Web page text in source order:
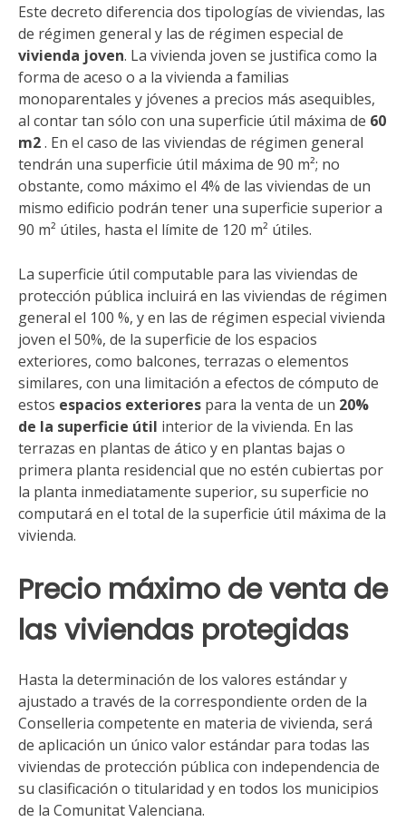
Este decreto diferencia dos tipologías de viviendas, las
de régimen general y las de régimen especial de
vivienda joven. La vivienda joven se justifica como la
forma de aceso o a la vivienda a familias
monoparentales y jóvenes a precios más asequibles,
al contar tan sólo con una superficie útil máxima de 60
m2. En el caso de las viviendas de régimen general
tendrán una superficie útil máxima de 90 m²; no
obstante, como máximo el 4% de las viviendas de un
mismo edificio podrán tener una superficie superior a
90 m² útiles, hasta el límite de 120 m² útiles.
La superficie útil computable para las viviendas de
protección pública incluirá en las viviendas de régimen
general el 100 %, y en las de régimen especial vivienda
joven el 50%, de la superficie de los espacios
exteriores, como balcones, terrazas o elementos
similares, con una limitación a efectos de cómputo de
estos espacios exteriores para la venta de un 20%
de la superficie útil interior de la vivienda. En las
terrazas en plantas de ático y en plantas bajas o
primera planta residencial que no estén cubiertas por
la planta inmediatamente superior, su superficie no
computará en el total de la superficie útil máxima de la
vivienda.
Precio máximo de venta de
las viviendas protegidas
Hasta la determinación de los valores estándar y
ajustado a través de la correspondiente orden de la
Conselleria competente en materia de vivienda, será
de aplicación un único valor estándar para todas las
viviendas de protección pública con independencia de
su clasificación o titularidad y en todos los municipios
de la Comunitat Valenciana.